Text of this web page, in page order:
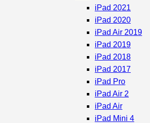
iPad 2021
iPad 2020
iPad Air 2019
iPad 2019
iPad 2018
iPad 2017
iPad Pro
iPad Air 2
iPad Air
iPad Mini 4